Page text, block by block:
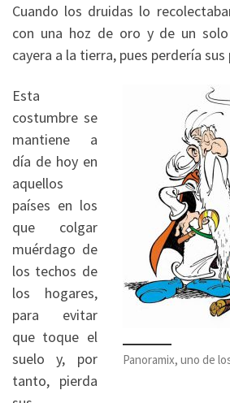
Cuando los druidas lo
con una hoz de oro y de un
cayera a la tierra, pues perdería
Panoramix, uno de
Esta
costumbre se
mantiene a
día de hoy en
aquellos
países en los
que colgar
muérdago de
los techos de
los hogares,
para evitar
que toque el
suelo y, por
tanto, pierda